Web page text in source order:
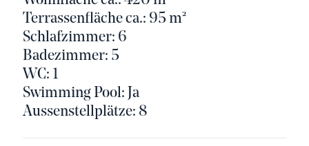
Terrassenfläche ca.: 95 m²
Schlafzimmer: 6
Badezimmer: 5
WC: 1
Swimming Pool: Ja
Aussenstellplätze: 8